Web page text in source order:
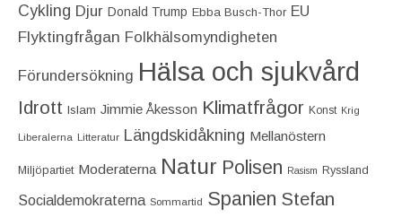
Cykling Djur Donald Trump Ebba Busch-Thor EU
Flyktingfrågan Folkhälsomyndigheten
Förundersökning Hälsa och sjukvård
Idrott Islam Jimmie Åkesson Klimatfrågor Konst Krig
Liberalerna Litteratur Längdskidåkning Mellanöstern
Miljöpartiet Moderaterna Natur Polisen Rasism Ryssland
Socialdemokraterna Sommartid Spanien Stefan